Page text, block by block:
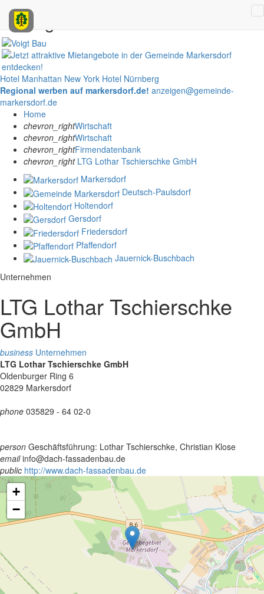
Anzeigen
Hotel Manhattan New York Hotel Nürnberg
Regional werben auf markersdorf.de! anzeigen@gemeinde-
markersdorf.de
Home
chevron_rightWirtschaft
chevron_rightWirtschaft
chevron_rightFirmendatenbank
chevron_rightLTG Lothar Tschierschke GmbH
Markersdorf
Deutsch-Paulsdorf
Holtendorf
Gersdorf
Friedersdorf
Pfaffendorf
Jauernick-Buschbach
Unternehmen
LTG Lothar Tschierschke
GmbH
business Unternehmen
LTG Lothar Tschierschke GmbH
Oldenburger Ring 6
02829 Markersdorf
phone 035829 - 64 02-0
person Geschäftsführung: Lothar Tschierschke, Christian Klose
emailinfo@dach-fassadenbau.de
public http://www.dach-fassadenbau.de
+
−